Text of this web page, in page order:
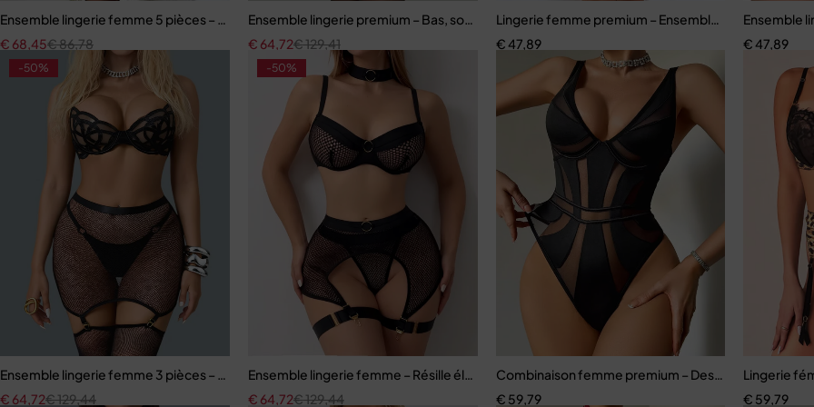
Ensemble lingerie femme 5 pièces – Dentelle brodée avec cache-taille
€86,78
€ 68,45
Ensemble lingerie premium – Bas, soutien-gorge et accessoires assortis
€129,41
€ 64,72
Lingerie femme premium – Ensemble romantique en
€47,89
Ensemble
€47,89
-50%
Ensemble lingerie femme 3 pièces – Résille noire brodée avec porte-jarretelles et jupe
€129,44
€ 64,72
-50%
Ensemble lingerie femme – Résille élégante avec porte-jarretelles et culotte assortie
€129,44
€ 64,72
Combinaison femme premium – Design moderne
€ 59,79
Lingerie
€ 59,79